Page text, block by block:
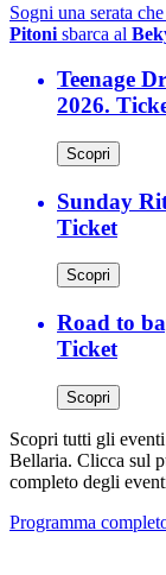
Sogni una serata
Pitoni sbarca al
Teenage
2026.
Scopri
Sunday
Ticket
Scopri
Road to
Ticket
Scopri
Scopri tutti gli
Bellaria. Clicca sul
completo degli
Programma